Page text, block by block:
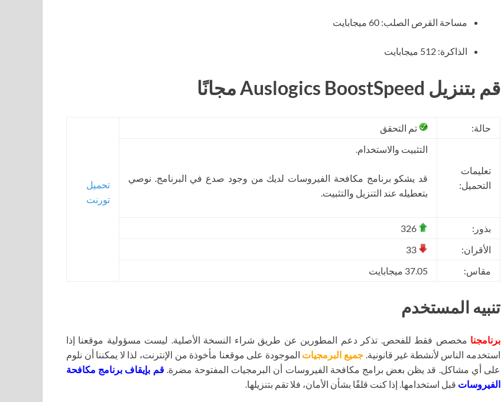
مساحة القرص الصلب: 60 ميجابايت
الذاكرة: 512 ميجابايت
قم بتنزيل Auslogics BoostSpeed ​​مجانًا
حالة: تم التحقق
تحميل
تورنت
تعليمات
التحميل:
التثبيت والاستخدام.
قد يشكو برنامج مكافحة الفيروسات لديك من وجود صدع في البرنامج. نوصي
بتعطيله عند التنزيل والتثبيت.
بذور:
الأقران:
مقاس:
37.05 ميجابايت
تنبيه المستخدم
برنامجنا مخصص فقط للفحص. تذكر دعم المطورين عن طريق شراء النسخة الأصلية. ليست مسؤولية موقعنا إذا
استخدمه الناس لأنشطة غير قانونية. جميع البرمجيات الموجودة على موقعنا مأخوذة من الإنترنت، لذا لا يمكننا أن نلوم
على أي مشاكل. قد يظن بعض برامج مكافحة الفيروسات أن البرمجيات المفتوحة مضرة.قم بإيقاف برنامج مكافحة
الفيروسات قبل استخدامها. إذا كنت قلقًا بشأن الأمان، فلا تقم بتنزيلها.